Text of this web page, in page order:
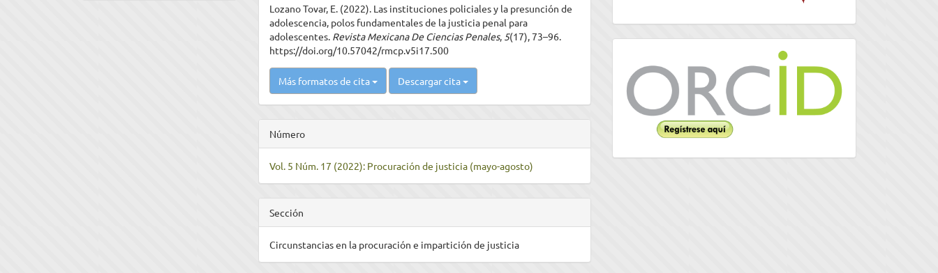
artículo
Lozano Tovar, E. (2022). Las instituciones policiales y la presunción de
adolescencia, polos fundamentales de la justicia penal para
adolescentes. Revista Mexicana De Ciencias Penales, 5(17), 73–96.
https://doi.org/10.57042/rmcp.v5i17.500
Más formatos de cita Descargar cita
Número
Vol. 5 Núm. 17 (2022): Procuración de justicia (mayo-agosto)
Sección
Circunstancias en la procuración e impartición de justicia